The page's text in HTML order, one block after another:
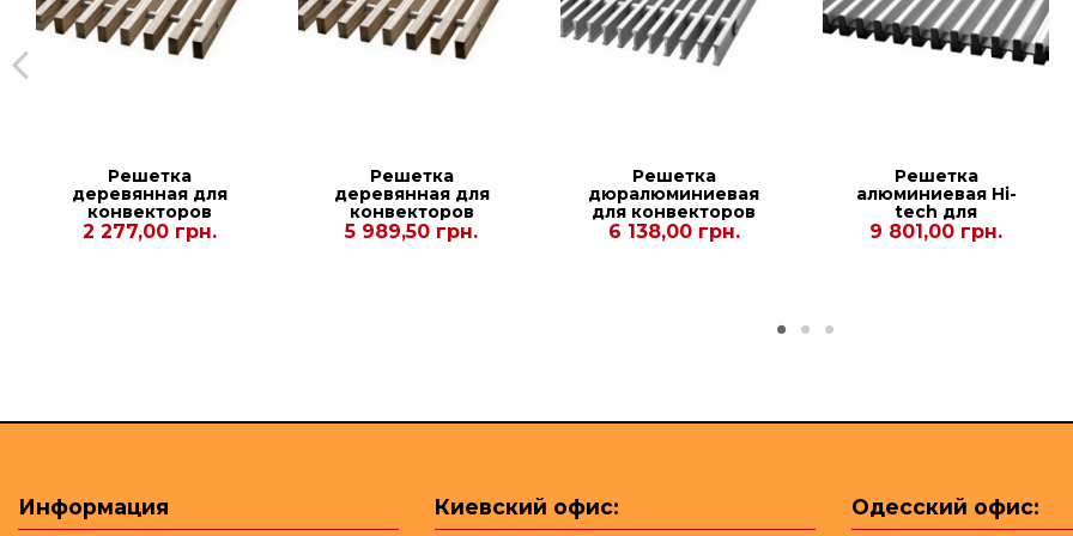
Решетка
деревянная для
конвекторов
Carrera СV Black
90/120. 300.1250
2 277,00 грн.
Решетка
деревянная для
конвекторов
Carrera С2 Inox
90/120. 380.3000
5 989,50 грн.
Решетка
дюралюминиевая
для конвекторов
Polvax
KV.300.1500.90
6 138,00 грн.
Решетка
алюминиевая Hi-
tech для
конвекторов
Carrera C Hydro
9 801,00 грн.
Информация Киевский офис: Одесский офис: